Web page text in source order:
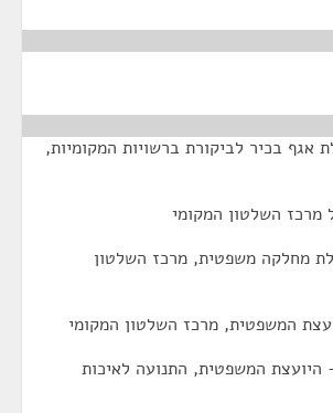
בכיר לביקורת ברשויות המקומיות,
מרכז השלטון המקומי
מחלקה משפטית, מרכז השלטון
המשפטית, מרכז השלטון המקומי
היועצת המשפטית, התנועה לאיכות